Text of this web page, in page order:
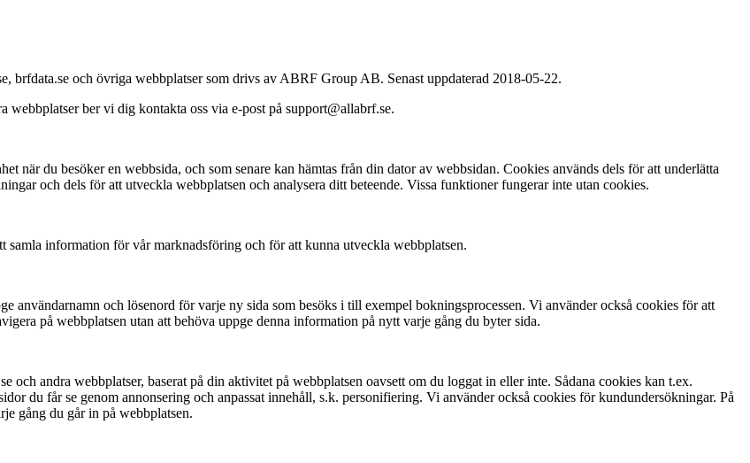
brfdata.se och övriga webbplatser som drivs av ABRF Group AB. Senast uppdaterad 2018-05-22.
ber vi dig kontakta oss via e-post på support@allabrf.se.
när du besöker en webbsida, och som senare kan hämtas från din dator av webbsidan. Cookies används dels för att underlätta
och dels för att utveckla webbplatsen och analysera ditt beteende. Vissa funktioner fungerar inte utan cookies.
information för vår marknadsföring och för att kunna utveckla webbplatsen.
användarnamn och lösenord för varje ny sida som besöks i till exempel bokningsprocessen. Vi använder också cookies för att
på webbplatsen utan att behöva uppge denna information på nytt varje gång du byter sida.
och andra webbplatser, baserat på din aktivitet på webbplatsen oavsett om du loggat in eller inte. Sådana cookies kan t.ex.
du får se genom annonsering och anpassat innehåll, s.k. personifiering. Vi använder också cookies för kundundersökningar. På
gång du går in på webbplatsen.